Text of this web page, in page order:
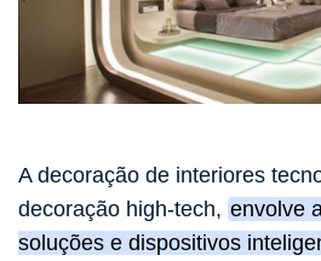
A decoração de interiores
decoração high-tech, envolve
soluções e dispositivos